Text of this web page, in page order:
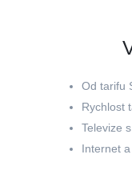
Od tarifu
Rychlost
Televize
Internet